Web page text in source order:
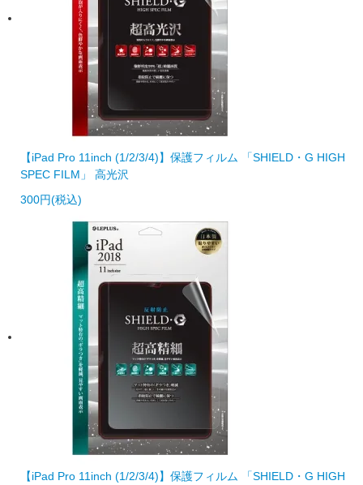
【iPad Pro 11inch (1/2/3/4)】保護フィルム 「SHIELD・G HIGH
SPEC FILM」 高光沢
300円(税込)
【iPad Pro 11inch (1/2/3/4)】保護フィルム 「SHIELD・G HIGH